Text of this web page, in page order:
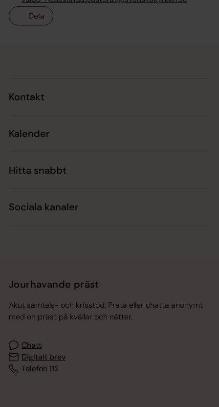
Dela
Kontakt
Kalender
Hitta snabbt
Sociala kanaler
Jourhavande präst
Akut samtals- och krisstöd. Prata eller chatta anonymt
med en präst på kvällar och nätter.
Chatt
Digitalt brev
Telefon 112